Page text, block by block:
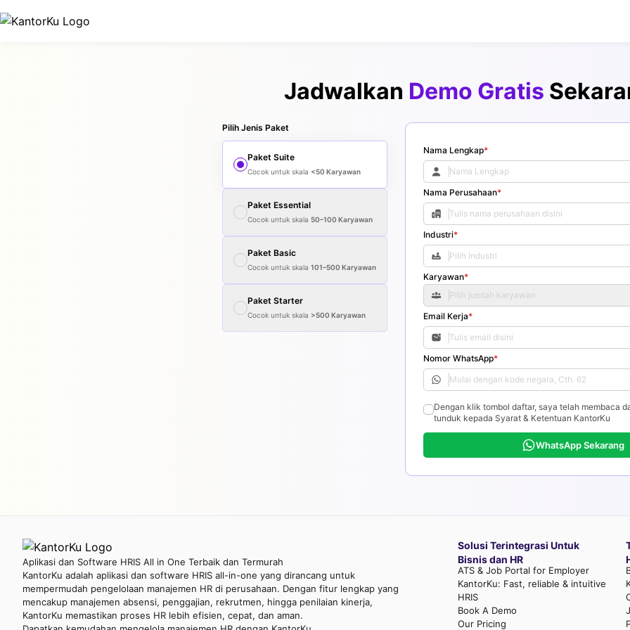
Jadwalkan Demo Gratis
Pilih Jenis Paket
Paket Suite
Cocok untuk skala <50 Karyawan
Paket Essential
Cocok untuk skala 50–100 Karyawan
Paket Basic
Cocok untuk skala 101–500 Karyawan
Paket Starter
Cocok untuk skala >500 Karyawan
Nama Lengkap*
Nama Perusahaan*
Industri*
Karyawan*
Pilih jumlah karyawan
Email Kerja*
Nomor WhatsApp*
Dengan klik tombol daftar, saya telah membaca
tunduk kepada Syarat & Ketentuan KantorKu
WhatsApp Sekarang
Aplikasi dan Software HRIS All in One Terbaik dan Termurah
KantorKu adalah aplikasi dan software HRIS all-in-one yang dirancang untuk
mempermudah pengelolaan manajemen HR di perusahaan. Dengan fitur lengkap yang
mencakup manajemen absensi, penggajian, rekrutmen, hingga penilaian kinerja,
KantorKu memastikan proses HR lebih efisien, cepat, dan aman.
Solusi Terintegrasi Untuk
Bisnis dan HR
ATS & Job Portal for Employer
KantorKu: Fast, reliable & intuitive
HRIS
Book A Demo
Our Pricing